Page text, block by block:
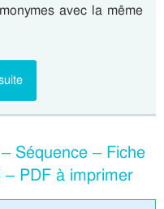
avec la même
Séquence – Fiche
PDF à imprimer